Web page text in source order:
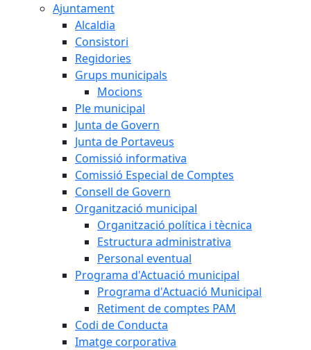
Ajuntament
Alcaldia
Consistori
Regidories
Grups municipals
Mocions
Ple municipal
Junta de Govern
Junta de Portaveus
Comissió informativa
Comissió Especial de Comptes
Consell de Govern
Organització municipal
Organització política i tècnica
Estructura administrativa
Personal eventual
Programa d'Actuació municipal
Programa d'Actuació Municipal
Retiment de comptes PAM
Codi de Conducta
Imatge corporativa